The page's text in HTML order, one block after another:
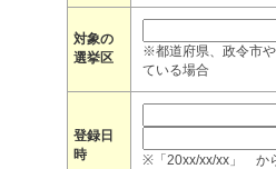
対象の
選挙区
※都道府県、政令市
ている場合
登録日
時
※「20xx/xx/xx」 か